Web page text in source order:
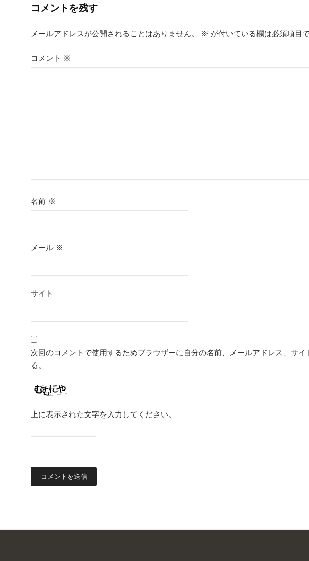
ビ
ゲ
ー
コメントを残す
メールアドレスが公開されることはありません。 ※ が付いている欄は必須項目
コメント ※
名前 ※
メール ※
サイト
次回のコメントで使用するためブラウザーに自分の名前、メールアドレス、サイ
る。
上に表示された文字を入力してください。